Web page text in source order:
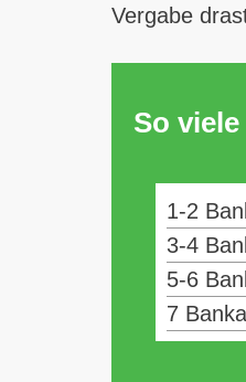
Vergabe
So
1-2
3-4
5-6
7